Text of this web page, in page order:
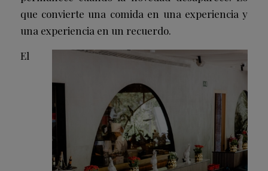
que convierte una comida en una experiencia y
una experiencia en un recuerdo.
El